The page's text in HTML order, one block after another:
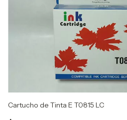
Cartucho de Tinta E T0815 LC